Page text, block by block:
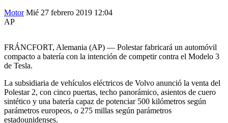
Motor Mié 27 febrero 2019 12:04
AP
FRÁNCFORT, Alemania (AP) — Polestar fabricará un automóvil
compacto a batería con la intención de competir contra el Modelo 3
de Tesla.
La subsidiaria de vehículos eléctricos de Volvo anunció la venta del
Polestar 2, con cinco puertas, techo panorámico, asientos de cuero
sintético y una batería capaz de potenciar 500 kilómetros según
parámetros europeos, o 275 millas según parámetros
estadounidenses.